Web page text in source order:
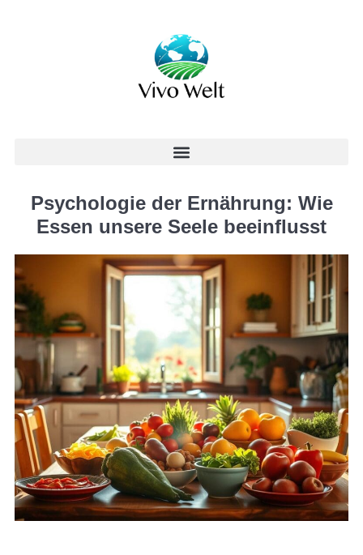
Psychologie der Ernährung: Wie
Essen unsere Seele beeinflusst